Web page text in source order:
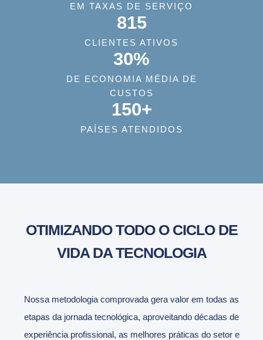
EM TAXAS DE SERVIÇO
815
CLIENTES ATIVOS
30%
DE ECONOMIA MÉDIA DE
CUSTOS
150+
PAÍSES ATENDIDOS
OTIMIZANDO TODO O CICLO DE
VIDA DA TECNOLOGIA
Nossa metodologia comprovada gera valor em todas as
etapas da jornada tecnológica, aproveitando décadas de
experiência profissional, as melhores práticas do setor e